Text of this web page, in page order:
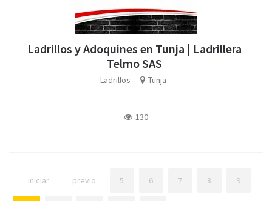
Ladrillos y Adoquines en Tunja | Ladrillera
Telmo SAS
Ladrillos Tunja
130
iniciar previo 5 6 7 8 9